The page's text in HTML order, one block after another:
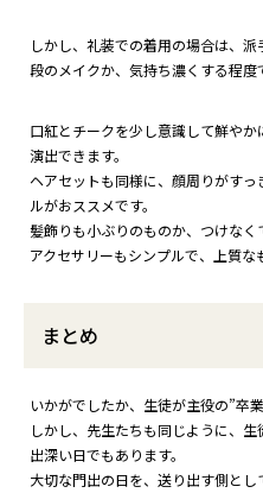
しかし、礼装での着用の場合は、
段のメイクか、気持ち濃くする程度
口紅とチークを少し意識して鮮や
演出できます。
ヘアセットも同様に、顔周りがす
ルがおススメです。
髪飾りも小ぶりのものか、つけなく
アクセサリーもシンプルで、上質な
まとめ
いかがでしたか、生徒が主役の”卒業
しかし、先生たちも同じように、
出深い日でもあります。
大切な門出の日を、送り出す側と